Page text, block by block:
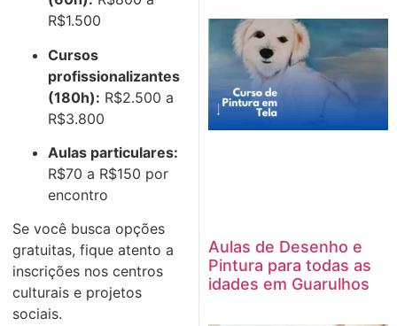
R$1.500
Cursos
profissionalizantes
(180h): R$2.500 a
R$3.800
Aulas particulares:
R$70 a R$150 por
encontro
Se você busca opções
gratuitas, fique atento a
inscrições nos centros
culturais e projetos
sociais.
Aulas de Desenho e
Pintura para todas as
idades em Guarulhos